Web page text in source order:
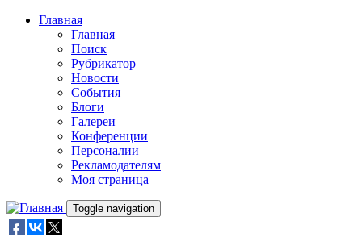
Skip to main content
Главная
Главная
Поиск
Рубрикатор
Новости
События
Блоги
Галереи
Конференции
Персоналии
Рекламодателям
Моя страница
Toggle navigation